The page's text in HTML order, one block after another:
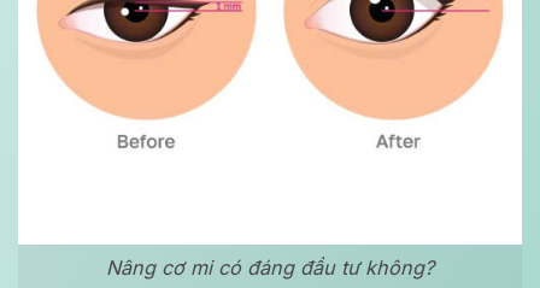
Nâng cơ mi có đáng đầu tư không?